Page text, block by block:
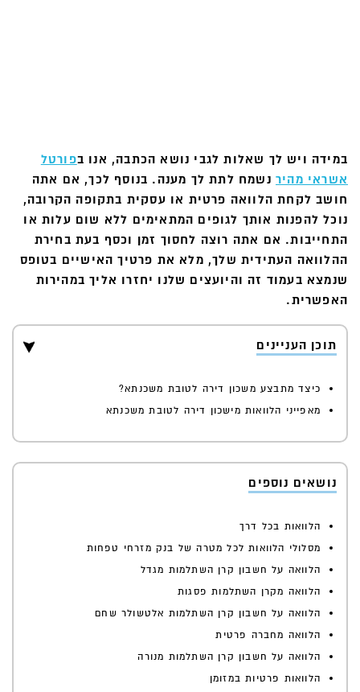
במידה ויש לך שאלות לגבי נושא הכתבה, אנו בפורטל
אשראי מהיר נשמח לתת לך מענה. בנוסף לכך, אם אתה
חושב לקחת הלוואה פרטית או עסקית בתקופה הקרובה,
נוכל להפנות אותך לגופים המתאימים ללא שום עלות או
התחייבות. אם אתה רוצה לחסוך זמן וכסף בעת בחירת
ההלוואה העתידית שלך, מלא את פרטיך האישיים בטופס
שנמצא בעמוד זה והיועצים שלנו יחזרו אליך במהירות
האפשרית.
תוכן העניינים
כיצד מתבצע משכון דירה לטובת משכנתא?
מאפייני הלוואות מישכון דירה לטובת משכנתא
נושאים נוספים
הלוואות בכל דרך
מסלולי הלוואות לכל מטרה של בנק מזרחי טפחות
הלוואה על חשבון קרן השתלמות מגדל
הלוואה מקרן השתלמות פסגות
הלוואה על חשבון קרן השתלמות אלטשולר שחם
הלוואה מחברה פרטית
הלוואה על חשבון קרן השתלמות מנורה
הלוואות פרטיות במזומן